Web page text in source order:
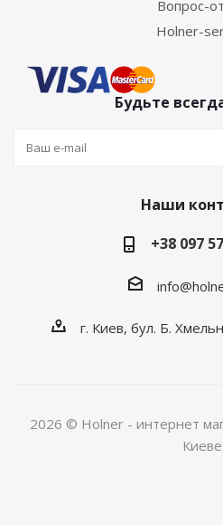
Вопрос-
Holner-
Будьте
Наши
+38 097
г. Киев, бул. Б.
2026 © Holner - интернет
Киеве